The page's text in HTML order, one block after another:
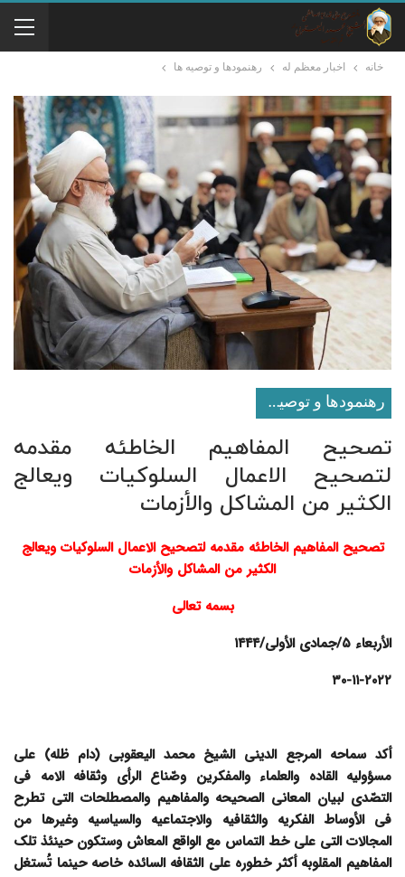
خانه اخبار معظم له رهنمودها و توصیه ها
رهنمودها و توصیه ها
تصحیح المفاهیم الخاطئه مقدمه
لتصحیح الاعمال السلوکیات ویعالج
الکثیر من المشاکل والأزمات
تصحیح المفاهیم الخاطئه مقدمه لتصحیح الاعمال السلوکیات ویعالج
الکثیر من المشاکل والأزمات
بسمه تعالى
الأربعاء ۵/جمادى الأولى/۱۴۴۴
۳۰-۱۱-۲۰۲۲
أکد سماحه المرجع الدینی الشیخ محمد الیعقوبی (دام ظله) على
مسؤولیه القاده والعلماء والمفکرین وصّناع الرأی وثقافه الامه فی
التصّدی لبیان المعانی الصحیحه والمفاهیم والمصطلحات التی تطرح
فی الأوساط الفکریه والثقافیه والاجتماعیه والسیاسیه وغیرها من
المجالات التی على خط التماس مع الواقع المعاش وستکون حینئذ تلک
المفاهیم المقلوبه أکثر خطوره على الثقافه السائده خاصه حینما تُستغل